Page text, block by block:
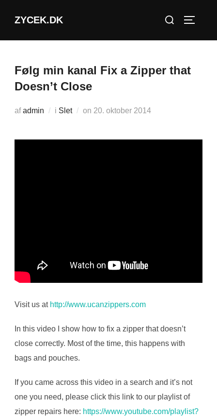
ZYCEK.DK
Søg
Følg min kanal Fix a Zipper that
Doesn’t Close
afadmin i Slet on Udgivet
20. oktober 2014
Visit us at http://www.ucanzippers.com
In this video I show how to fix a zipper that doesn’t
close correctly. Most of the time, this happens with
bags and pouches.
If you came across this video in a search and it’s not
one you need, please click this link to our playlist of
zipper repairs here: https://www.youtube.com/playlist?